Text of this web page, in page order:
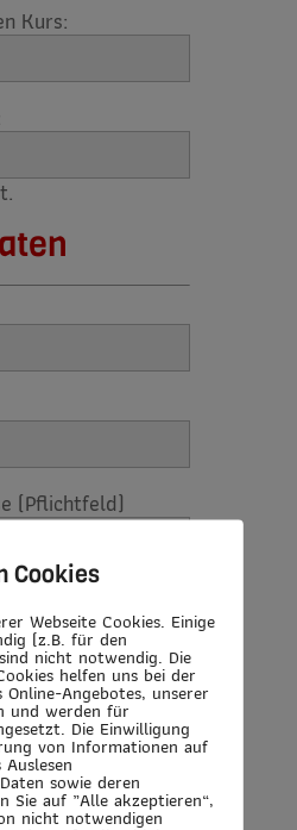
Kurs:
(Pflichtfeld)
Cookies
Webseite Cookies. Einige
(z.B. für den
nicht notwendig. Die
helfen uns bei der
Angebotes, unserer
und werden für
Die Einwilligung
von Informationen auf
sowie deren
Sie auf „Alle akzeptieren“,
nicht notwendigen